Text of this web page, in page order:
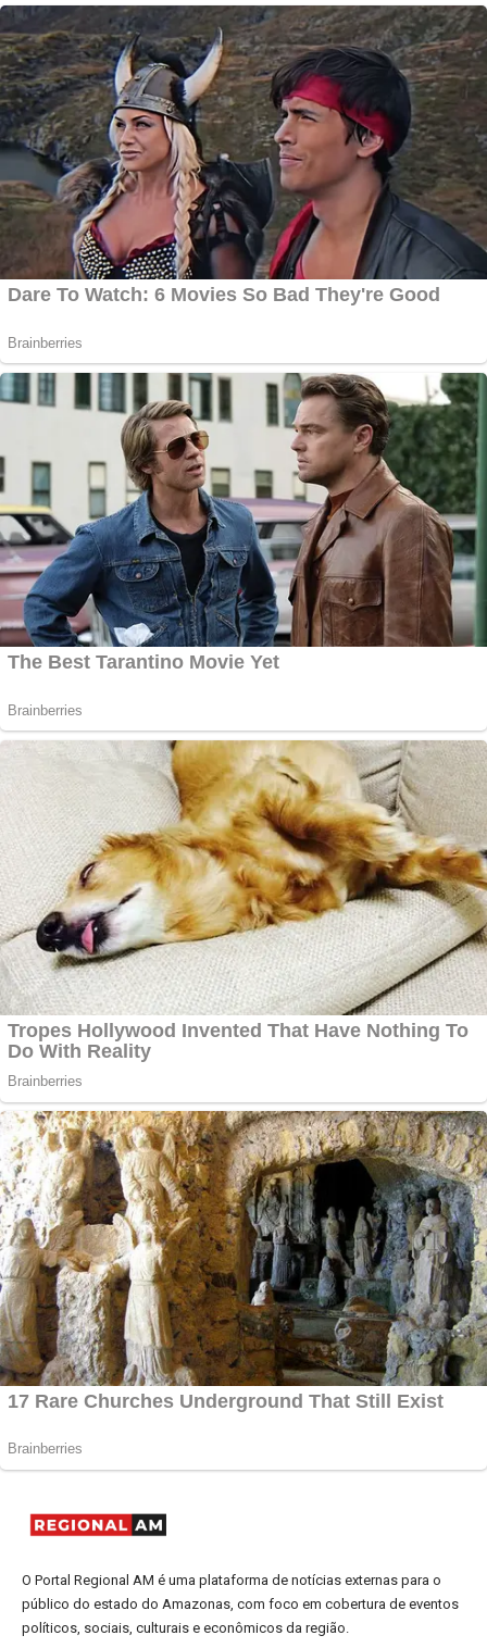
O Portal Regional AM é uma plataforma de notícias externas para o
público do estado do Amazonas, com foco em cobertura de eventos
políticos, sociais, culturais e econômicos da região.